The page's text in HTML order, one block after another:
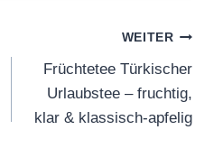
WEITER
Früchtetee Türkischer
Urlaubstee – fruchtig,
klar & klassisch-apfelig